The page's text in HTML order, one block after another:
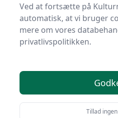
Forside Bolig og
Reolkasse
Bedste
Velkommen til Kulturnet! Vi
og udvalgt 0 af de bedste
Ved at fortsætte på
automatisk, at vi bruger
mere om vores
privatlivspolitikken.
Tillad